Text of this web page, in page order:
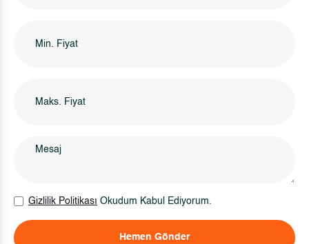
Gizlilik Politikası Okudum Kabul Ediyorum.
Hemen Gönder